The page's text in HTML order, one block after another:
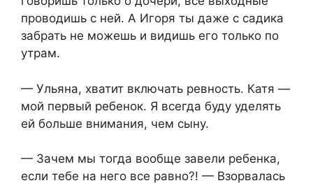
проводишь с ней. А Игоря ты даже с садика
забрать не можешь и видишь его только по
утрам.
— Ульяна, хватит включать ревность. Катя —
мой первый ребенок. Я всегда буду уделять
ей больше внимания, чем сыну.
— Зачем мы тогда вообще завели ребенка,
если тебе на него все равно?! — Взорвалась